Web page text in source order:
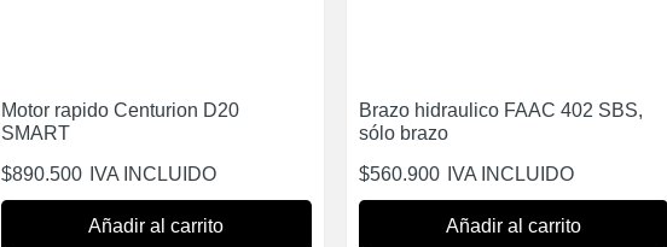
Motor rapido Centurion D20
SMART
$890.500 IVA INCLUIDO
Añadir al carrito
Brazo hidraulico FAAC 402 SBS,
sólo brazo
$560.900 IVA INCLUIDO
Añadir al carrito